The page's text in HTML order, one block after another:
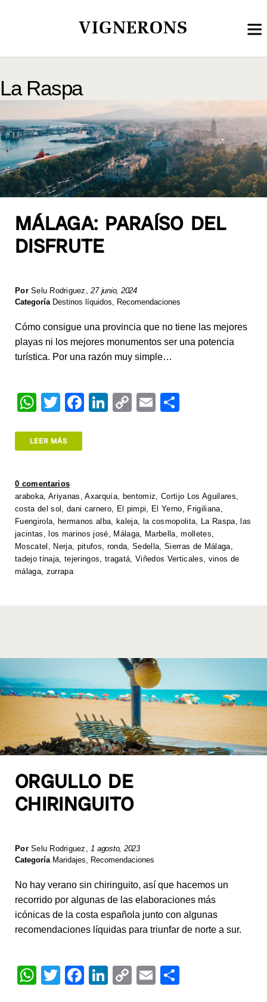
VIGNERONS
La Raspa
MÁLAGA: PARAÍSO DEL
DISFRUTE
PorSelu Rodriguez ,27 junio, 2024
Categoría Destinos líquidos, Recomendaciones
Cómo consigue una provincia que no tiene las mejores
playas ni los mejores monumentos ser una potencia
turística. Por una razón muy simple…
W
at
A
p
p
T
tt
F
o
o
k
Li
n
C
n
k
E
LEER MÁS
0 comentarios
araboka, Ariyanas ,Axarquía, bentomiz, Cortijo Los Aguilares,
costa del sol , dani carnero, El pimpi, El Yerno, Frigiliana,
Fuengirola, hermanos alba, kaleja, la cosmopolita, La Raspa, las
jacintas , los marinos josé, Málaga, Marbella,molletes,
Moscatel , Nerja, pitufos, ronda, Sedella, Sierras de Málaga,
tadejo tinaja, tejeringos, tragatá, Viñedos Verticales, vinos de
málaga, zurrapa
ORGULLO DE
CHIRINGUITO
PorSelu Rodriguez
1 agosto, 2023
Categoría Maridajes, Recomendaciones
No hay verano sin chiringuito, así que hacemos un
recorrido por algunas de las elaboraciones más
icónicas de la costa española junto con algunas
recomendaciones líquidas para triunfar de norte a sur.
W
T
F
Li
C
E